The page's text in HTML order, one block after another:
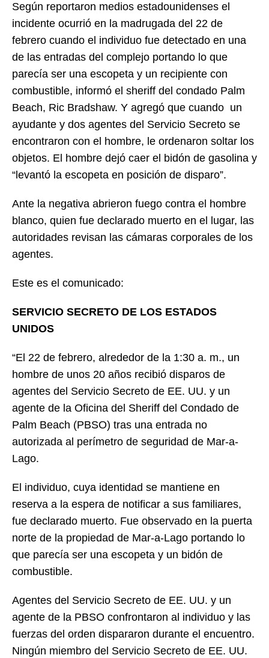
Según reportaron medios estadounidenses el
incidente ocurrió en la madrugada del 22 de
febrero cuando el individuo fue detectado en una
de las entradas del complejo portando lo que
parecía ser una escopeta y un recipiente con
combustible, informó el sheriff del condado Palm
Beach, Ric Bradshaw. Y agregó que cuando un
ayudante y dos agentes del Servicio Secreto se
encontraron con el hombre, le ordenaron soltar los
objetos. El hombre dejó caer el bidón de gasolina y
“levantó la escopeta en posición de disparo”.
Ante la negativa abrieron fuego contra el hombre
blanco, quien fue declarado muerto en el lugar, las
autoridades revisan las cámaras corporales de los
agentes.
Este es el comunicado:
SERVICIO SECRETO DE LOS ESTADOS
UNIDOS
“El 22 de febrero, alrededor de la 1:30 a. m., un
hombre de unos 20 años recibió disparos de
agentes del Servicio Secreto de EE. UU. y un
agente de la Oficina del Sheriff del Condado de
Palm Beach (PBSO) tras una entrada no
autorizada al perímetro de seguridad de Mar-a-
Lago.
El individuo, cuya identidad se mantiene en
reserva a la espera de notificar a sus familiares,
fue declarado muerto. Fue observado en la puerta
norte de la propiedad de Mar-a-Lago portando lo
que parecía ser una escopeta y un bidón de
combustible.
Agentes del Servicio Secreto de EE. UU. y un
agente de la PBSO confrontaron al individuo y las
fuerzas del orden dispararon durante el encuentro.
Ningún miembro del Servicio Secreto de EE. UU.